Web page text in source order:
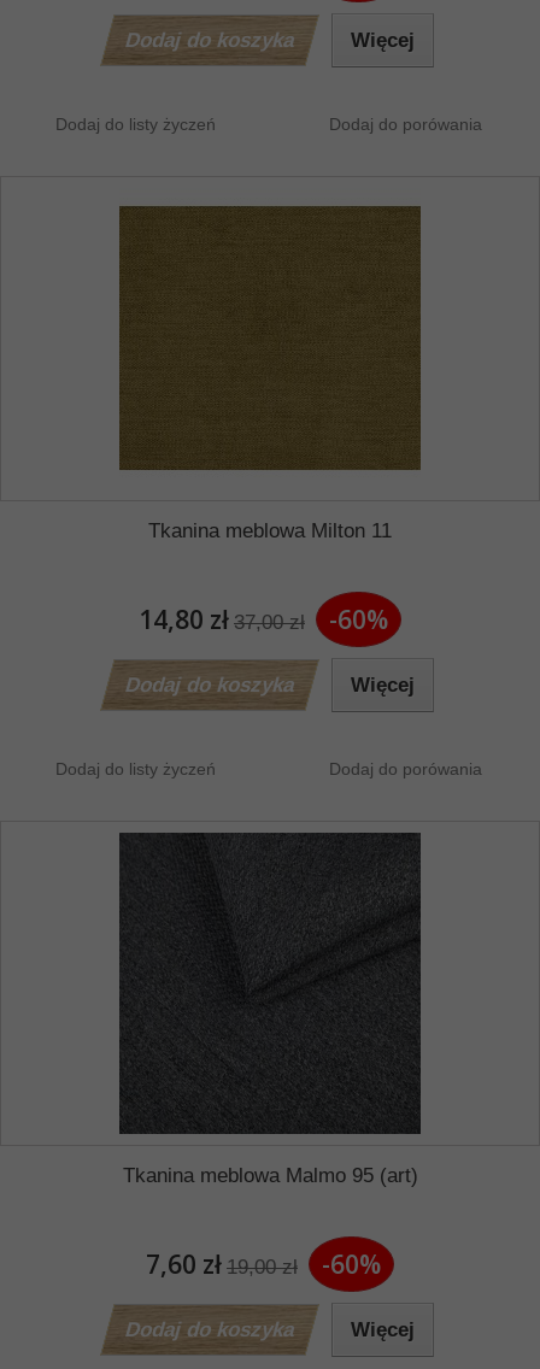
Dodaj do koszyka Więcej
Dodaj do listy życzeń Dodaj do porówania
Tkanina meblowa Milton 11
14,80 zł 37,00 zł -60%
Dodaj do koszyka Więcej
Dodaj do listy życzeń Dodaj do porówania
Tkanina meblowa Malmo 95 (art)
7,60 zł 19,00 zł -60%
Dodaj do koszyka Więcej